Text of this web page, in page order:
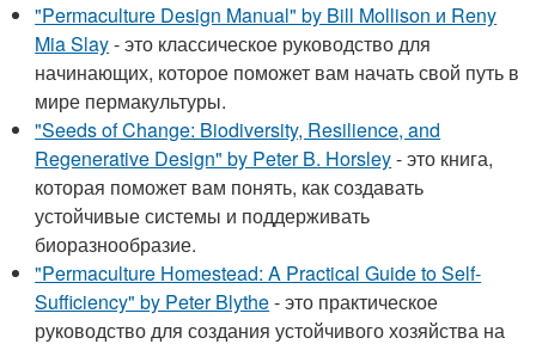
"Permaculture Design Manual" by Bill Mollison и Reny
Mia Slay- это классическое руководство для
начинающих, которое поможет вам начать свой путь в
мире пермакультуры.
"Seeds of Change: Biodiversity, Resilience, and
Regenerative Design" by Peter B. Horsley- это книга,
которая поможет вам понять, как создавать
устойчивые системы и поддерживать
биоразнообразие.
"Permaculture Homestead: A Practical Guide to Self-
Sufficiency" by Peter Blythe- это практическое
руководство для создания устойчивого хозяйства на